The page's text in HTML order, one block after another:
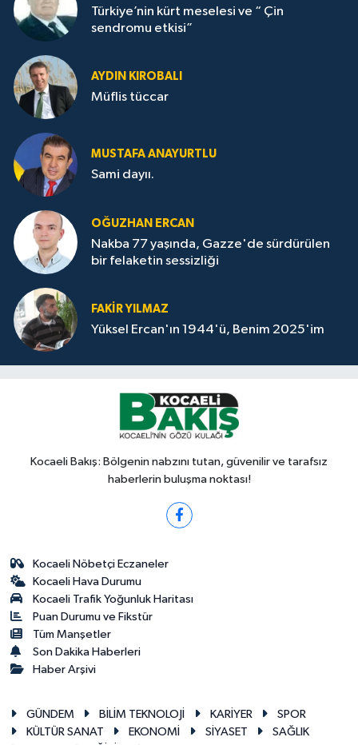
Türkiye’nin kürt meselesi ve “ Çin
sendromu etkisi”
AYDIN KIROBALI
Müflis tüccar
MUSTAFA ANAYURTLU
Sami dayıı.
OĞUZHAN ERCAN
Nakba 77 yaşında, Gazze'de sürdürülen
bir felaketin sessizliği
FAKİR YILMAZ
Yüksel Ercan'ın 1944'ü, Benim 2025'im
Kocaeli Bakış: Bölgenin nabzını tutan, güvenilir ve tarafsız
haberlerin buluşma noktası!
Kocaeli Nöbetçi Eczaneler
Kocaeli Hava Durumu
Kocaeli Trafik Yoğunluk Haritası
Puan Durumu ve Fikstür
Tüm Manşetler
Son Dakika Haberleri
Haber Arşivi
GÜNDEM BİLİM TEKNOLOJİ KARİYER
SPOR
KÜLTÜR SANAT
EKONOMİ SİYASET
SAĞLIK